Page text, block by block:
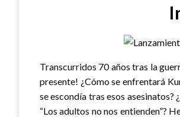
Transcurridos 70 años tras la
presente! ¿Cómo se enfrentará
se escondía tras esos
“Los adultos no nos entienden”?